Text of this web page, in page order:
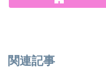
関連記事